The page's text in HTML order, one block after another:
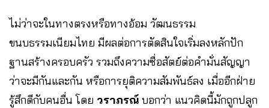
ไม่ว่าจะในทางตรงหรือทางอ้อม วัฒนธรรม
ขนบธรรมเนียมไทย มีผลต่อการตัดสินใจเริ่มลงหลักปัก
ฐานสร้างครอบครัว รวมถึงความซื่อสัตย์ต่อคำมั่นสัญญา
ว่าจะมีกันและกัน หรือการยุติความสัมพันธ์ลง เมื่ออีกฝ่าย
รู้สึกดีกับคนอื่น โดย วราภรณ์ บอกว่า แนวคิดนี้มักถูกปลูก